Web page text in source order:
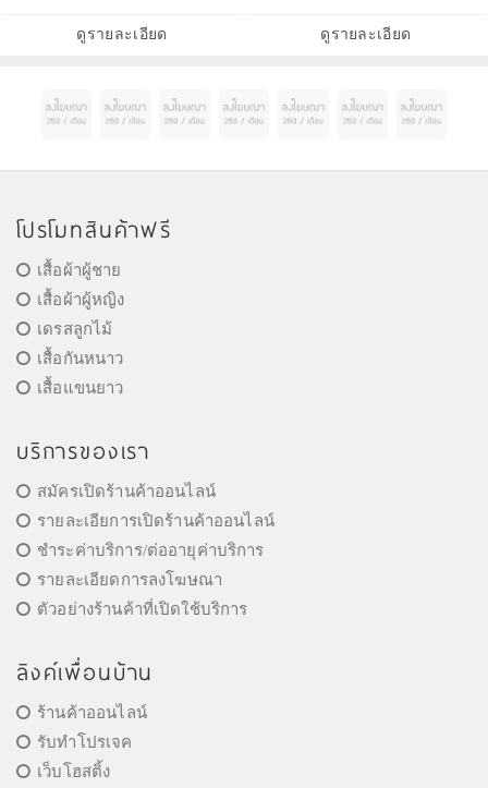
สกัดจากพืชพรรณธรรมชาติ ช่วยให้
ผิวหน้าแลดู ขาวกระจ่างใสขึ้น
ดูรายละเอียด
กระชับรูขุมขนโดยไม่ทิ้งความแห้ง
กร้าน แม้ใช้ขณะเป็นสิวก็ไม่รู้สึก
ดูรายละเอียด
โปรโมทสินค้าฟรี
เสื้อผ้าผู้ชาย
เสื้อผ้าผู้หญิง
เดรสลูกไม้
เสื้อกันหนาว
เสื้อแขนยาว
บริการของเรา
สมัครเปิดร้านค้าออนไลน์
รายละเอียการเปิดร้านค้าออนไลน์
ชำระค่าบริการ/ต่ออายุค่าบริการ
รายละเอียดการลงโฆษณา
ตัวอย่างร้านค้าที่เปิดใช้บริการ
ลิงค์เพื่อนบ้าน
ร้านค้าออนไลน์
รับทำโปรเจค
เว็บโฮสติ้ง